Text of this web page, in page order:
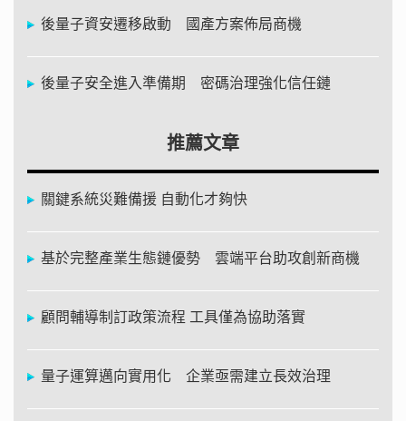
後量子資安遷移啟動 國產方案佈局商機
後量子安全進入準備期 密碼治理強化信任鏈
推薦文章
關鍵系統災難備援 自動化才夠快
基於完整產業生態鏈優勢 雲端平台助攻創新商機
顧問輔導制訂政策流程 工具僅為協助落實
量子運算邁向實用化 企業亟需建立長效治理